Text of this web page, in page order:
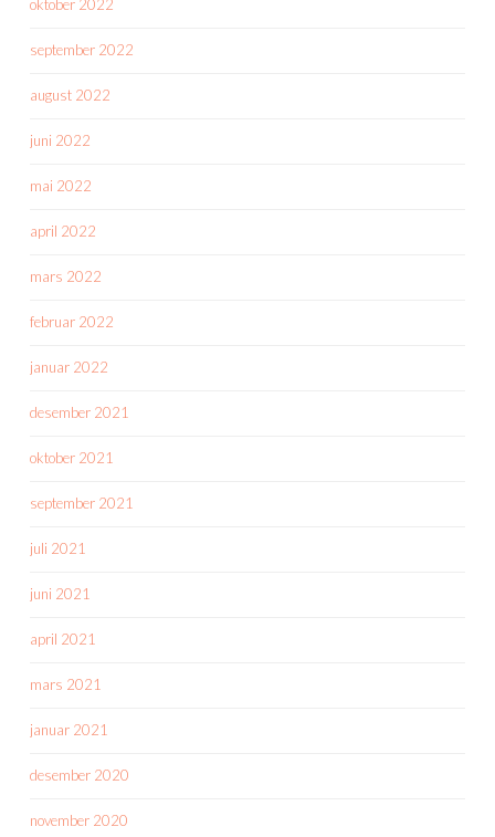
oktober 2022
september 2022
august 2022
juni 2022
mai 2022
april 2022
mars 2022
februar 2022
januar 2022
desember 2021
oktober 2021
september 2021
juli 2021
juni 2021
april 2021
mars 2021
januar 2021
desember 2020
november 2020